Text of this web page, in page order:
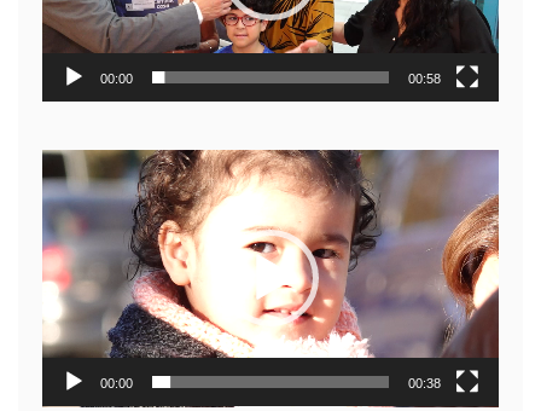
00:00 00:58
Reproductor
de
video
00:00 00:38